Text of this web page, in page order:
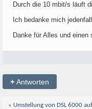
Durch die 10 mbit/s läuft
Ich bedanke mich
Danke für Alles und einen
+Antworten
« Umstellung von DSL 6000 auf